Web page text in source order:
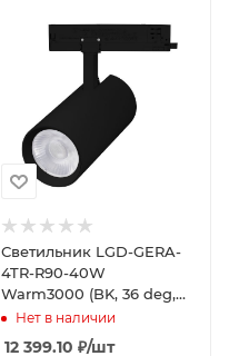
Светильник LGD-GERA-
4TR-R90-40W
Warm3000 (BK, 36 deg,
230V, DALI) (Arlight, IP20
Металл, 5 лет)
Нет в наличии
12 399.10 ₽/шт